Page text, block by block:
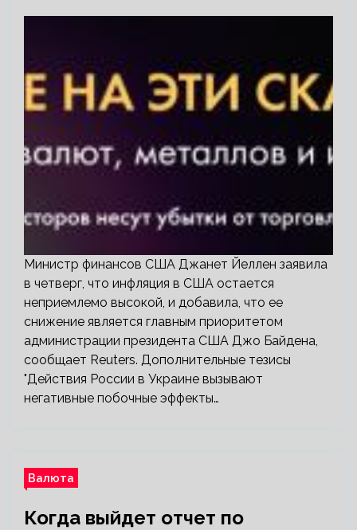
Министр финансов США Джанет Йеллен заявила
в четверг, что инфляция в США остается
неприемлемо высокой, и добавила, что ее
снижение является главным приоритетом
администрации президента США Джо Байдена,
сообщает Reuters. Дополнительные тезисы
"Действия России в Украине вызывают
негативные побочные эффекты…
Валюта
Когда выйдет отчет по